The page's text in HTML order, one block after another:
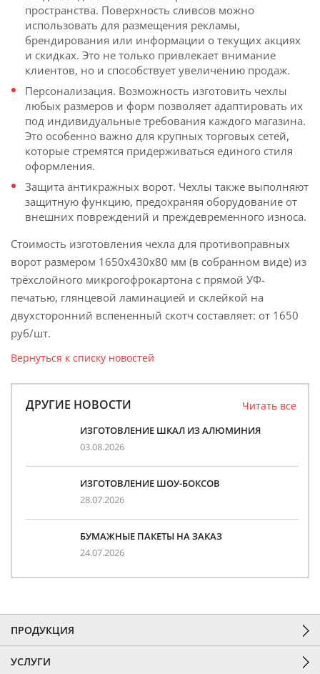
пространства. Поверхность сливсов можно
использовать для размещения рекламы,
брендирования или информации о текущих акциях
и скидках. Это не только привлекает внимание
клиентов, но и способствует увеличению продаж.
Персонализация. Возможность изготовить чехлы
любых размеров и форм позволяет адаптировать их
под индивидуальные требования каждого магазина.
Это особенно важно для крупных торговых сетей,
которые стремятся придерживаться единого стиля
оформления.
Защита антикражных ворот. Чехлы также выполняют
защитную функцию, предохраняя оборудование от
внешних повреждений и преждевременного износа.
Стоимость изготовления чехла для противоправных
ворот размером 1650х430х80 мм (в собранном виде) из
трёхслойного микрогофрокартона с прямой УФ-
печатью, глянцевой ламинацией и склейкой на
двухсторонний вспененный скотч составляет: от 1650
руб/шт.
Вернуться к списку новостей
ДРУГИЕ НОВОСТИ Читать все
ИЗГОТОВЛЕНИЕ ШКАЛ ИЗ АЛЮМИНИЯ
03.08.2026
ИЗГОТОВЛЕНИЕ ШОУ-БОКСОВ
28.07.2026
БУМАЖНЫЕ ПАКЕТЫ НА ЗАКАЗ
24.07.2026
ПРОДУКЦИЯ
УСЛУГИ